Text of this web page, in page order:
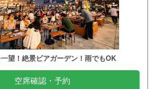
望！絶景ビアガーデン！雨でもOK
空席確認・予約